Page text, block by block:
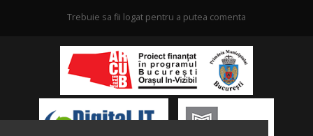
Trebuie sa fii logat pentru a putea comenta